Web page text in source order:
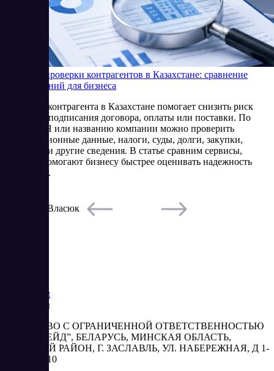
Сервисы проверки контрагентов в Казахстане: сравнение
SaaS-решений для бизнеса
Проверка контрагента в Казахстане помогает снизить риск
сделки до подписания договора, оплаты или поставки. По
БИН, ИИН или названию компании можно проверить
регистрационные данные, налоги, суды, долги, закупки,
лицензии и другие сведения. В статье сравним сервисы,
которые помогают бизнесу быстрее оценивать надежность
партнеров.
Елена Власюк
Market
Реквизиты
ОБЩЕСТВО С ОГРАНИЧЕННОЙ ОТВЕТСТВЕННОСТЬЮ
“АБЕСТРЕЙД”, БЕЛАРУСЬ, МИНСКАЯ ОБЛАСТЬ,
МИНСКИЙ РАЙОН, Г. ЗАСЛАВЛЬ, УЛ. НАБЕРЕЖНАЯ, Д 1-
2, КОМ. 310